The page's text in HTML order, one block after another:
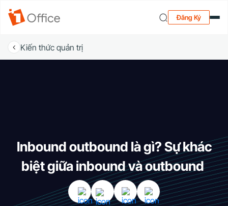
Đăng Ký
Kiến thức quản trị
Inbound outbound là gì? Sự khác
biệt giữa inbound và outbound